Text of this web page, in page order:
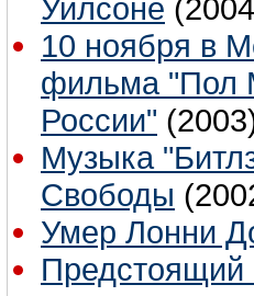
Уилсоне
10 ноября в
фильма "Пол
России"
Музыка
Свободы
Умер Лонни
Предстоящий